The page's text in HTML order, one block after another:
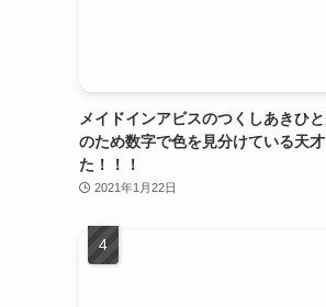
メイドインアビスのつくしあきひ
のため数字で色を見分けている天
た！！！
2021年1月22日